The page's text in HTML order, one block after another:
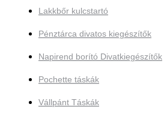
Lakkbőr kulcstartó
Pénztárca divatos kiegészítők
Napirend borító Divatkiegészítők
Pochette táskák
Vállpánt Táskák